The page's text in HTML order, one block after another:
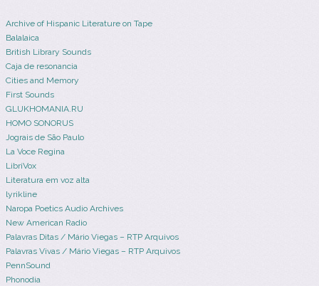
Archive of Hispanic Literature on Tape
Balalaica
British Library Sounds
Caja de resonancia
Cities and Memory
First Sounds
GLUKHOMANIA.RU
HOMO SONORUS
Jograis de São Paulo
La Voce Regina
LibriVox
Literatura em voz alta
lyrikline
Naropa Poetics Audio Archives
New American Radio
Palavras Ditas / Mário Viegas – RTP Arquivos
Palavras Vivas / Mário Viegas – RTP Arquivos
PennSound
Phonodia